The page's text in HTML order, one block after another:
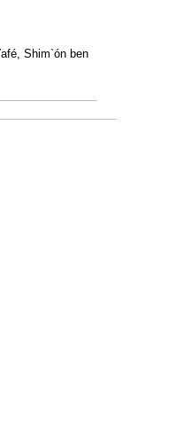
Shim`ón ben